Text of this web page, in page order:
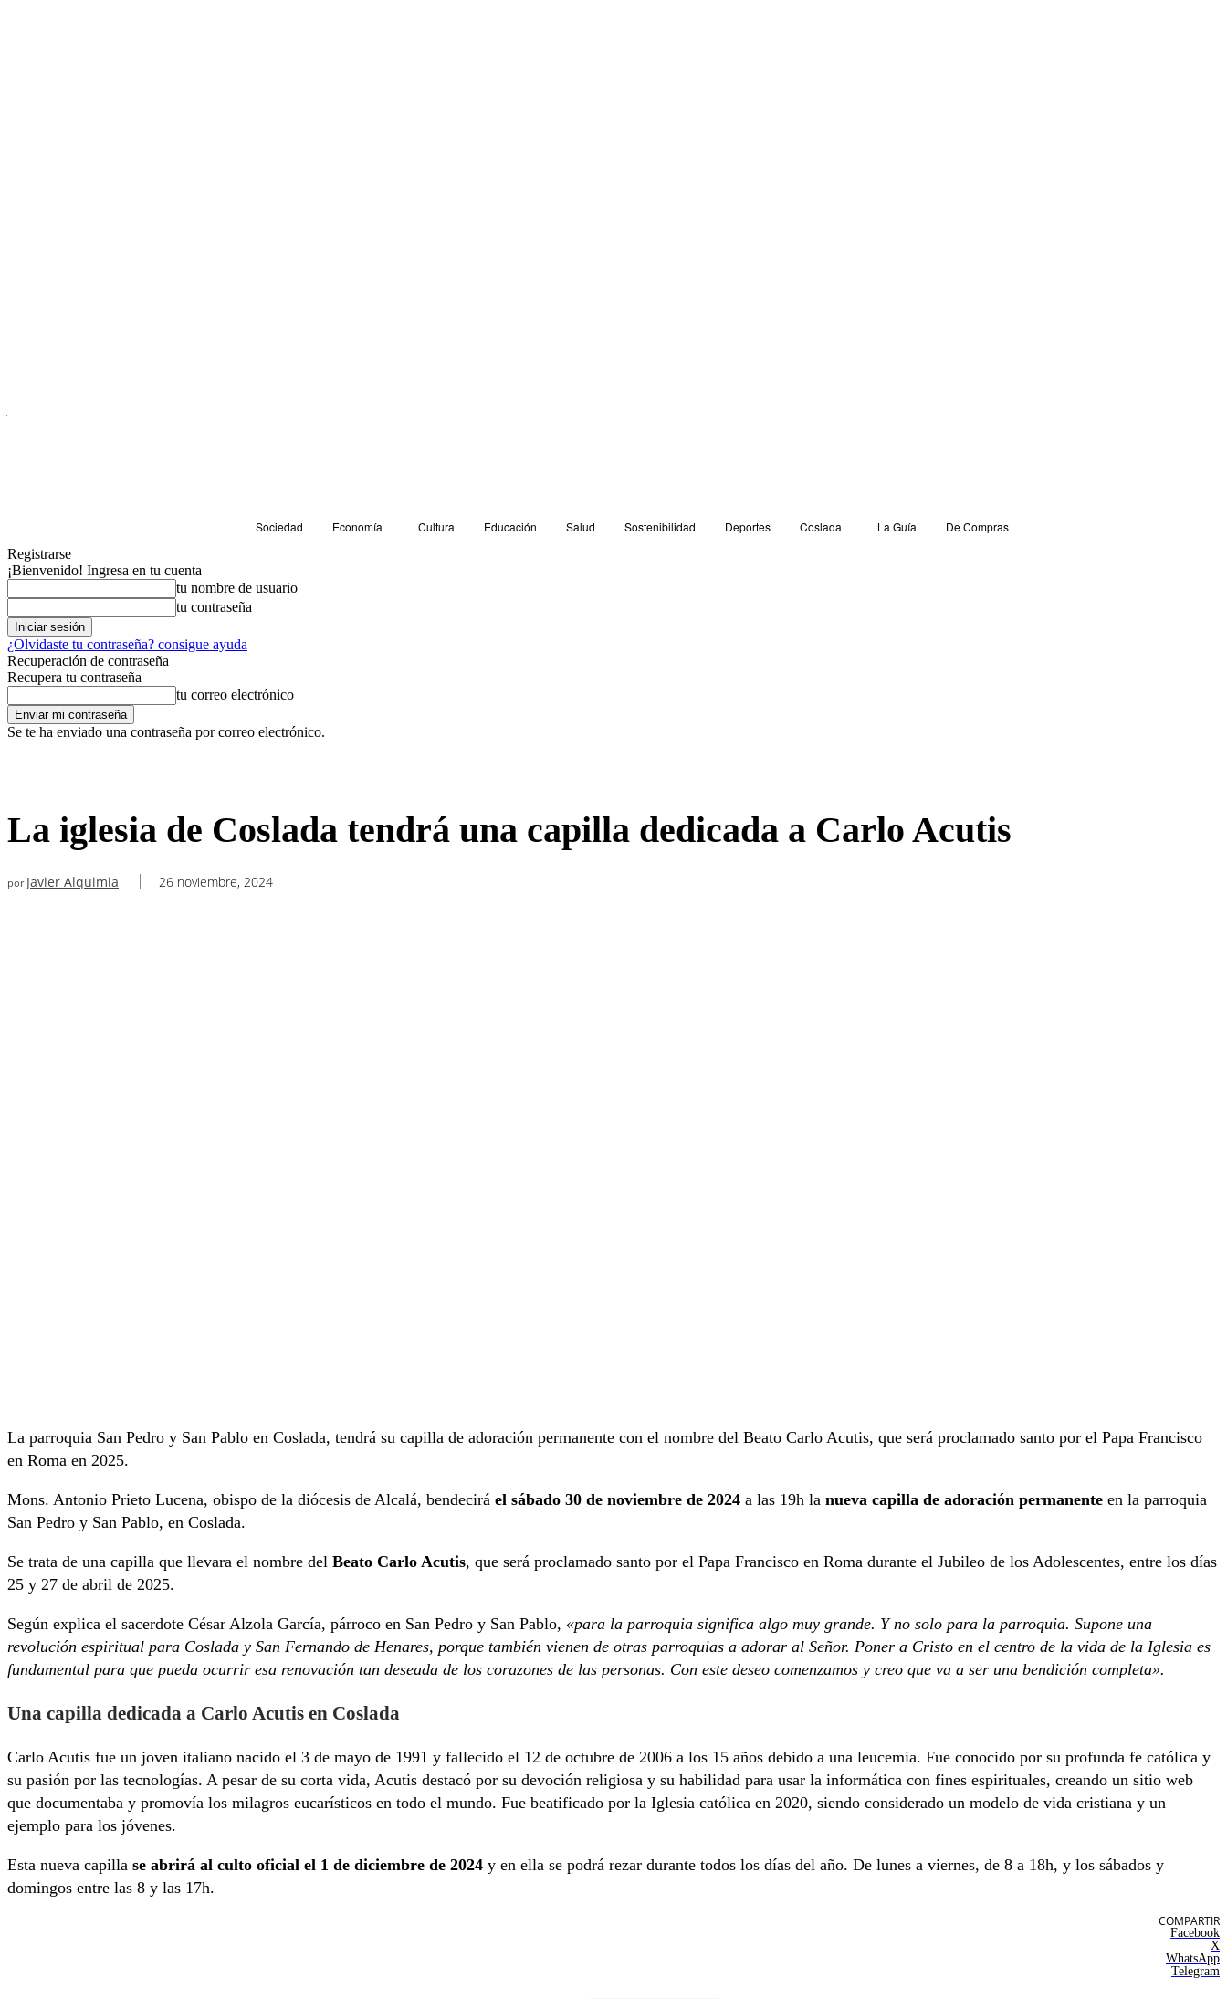
Sociedad Economía Cultura Educación Salud Sostenibilidad Deportes Coslada La Guía
De Compras
Registrarse
¡Bienvenido! Ingresa en tu cuenta
tu nombre de usuario
tu contraseña
¿Olvidaste tu contraseña? consigue ayuda
Recuperación de contraseña
Recupera tu contraseña
tu correo electrónico
Se te ha enviado una contraseña por correo electrónico.
La iglesia de Coslada tendrá una capilla dedicada a Carlo Acutis
por Javier Alquimia 26 noviembre, 2024
La parroquia San Pedro y San Pablo en Coslada, tendrá su capilla de adoración permanente con el nombre del Beato Carlo Acutis, que será proclamado santo por el Papa Francisco
en Roma en 2025.
Mons. Antonio Prieto Lucena, obispo de la diócesis de Alcalá, bendecirá el sábado 30 de noviembre de 2024 a las 19h la nueva capilla de adoración permanente en la parroquia
San Pedro y San Pablo, en Coslada.
Se trata de una capilla que llevara el nombre del Beato Carlo Acutis, que será proclamado santo por el Papa Francisco en Roma durante el Jubileo de los Adolescentes, entre los días
25 y 27 de abril de 2025.
Según explica el sacerdote César Alzola García, párroco en San Pedro y San Pablo, «para la parroquia significa algo muy grande. Y no solo para la parroquia. Supone una
revolución espiritual para Coslada y San Fernando de Henares, porque también vienen de otras parroquias a adorar al Señor. Poner a Cristo en el centro de la vida de la Iglesia es
fundamental para que pueda ocurrir esa renovación tan deseada de los corazones de las personas. Con este deseo comenzamos y creo que va a ser una bendición completa».
Una capilla dedicada a Carlo Acutis en Coslada
Carlo Acutis fue un joven italiano nacido el 3 de mayo de 1991 y fallecido el 12 de octubre de 2006 a los 15 años debido a una leucemia. Fue conocido por su profunda fe católica y
su pasión por las tecnologías. A pesar de su corta vida, Acutis destacó por su devoción religiosa y su habilidad para usar la informática con fines espirituales, creando un sitio web
que documentaba y promovía los milagros eucarísticos en todo el mundo. Fue beatificado por la Iglesia católica en 2020, siendo considerado un modelo de vida cristiana y un
ejemplo para los jóvenes.
Esta nueva capilla se abrirá al culto oficial el 1 de diciembre de 2024 y en ella se podrá rezar durante todos los días del año. De lunes a viernes, de 8 a 18h, y los sábados y
domingos entre las 8 y las 17h.
COMPARTIR
Facebook
X
WhatsApp
Telegram